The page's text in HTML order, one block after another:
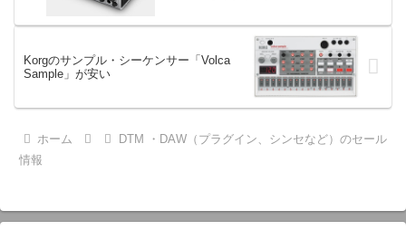
Korgのサンプル・シーケンサー「Volca
Sample」が安い
ホーム
DTM ・DAW（プラグイン、シンセなど）のセール
情報